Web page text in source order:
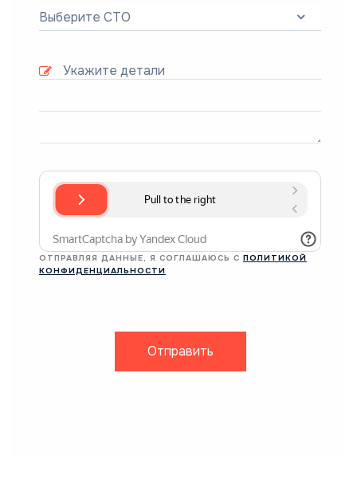
Выберите СТО
ОТПРАВЛЯЯ ДАННЫЕ, Я СОГЛАШАЮСЬ С ПОЛИТИКОЙ
КОНФИДЕНЦИАЛЬНОСТИ
Отправить